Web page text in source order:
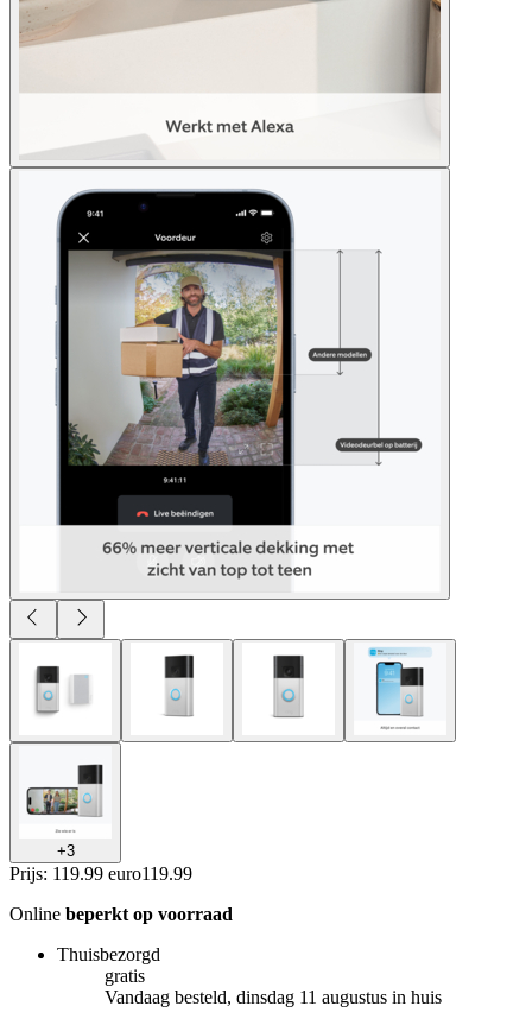
+3
Prijs: 119.99 euro119.99
Online beperkt op voorraad
Thuisbezorgd
gratis
Vandaag besteld, dinsdag 11 augustus in huis